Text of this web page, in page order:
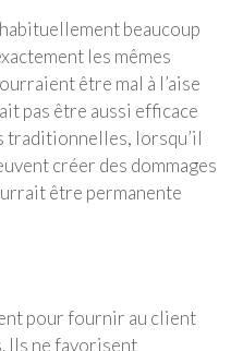
beaucoup
les mêmes
être mal à l’aise
pas être aussi efficace
traditionnelles, lorsqu’il
créer des dommages
être permanente
pour fournir au client
Ils ne favorisent